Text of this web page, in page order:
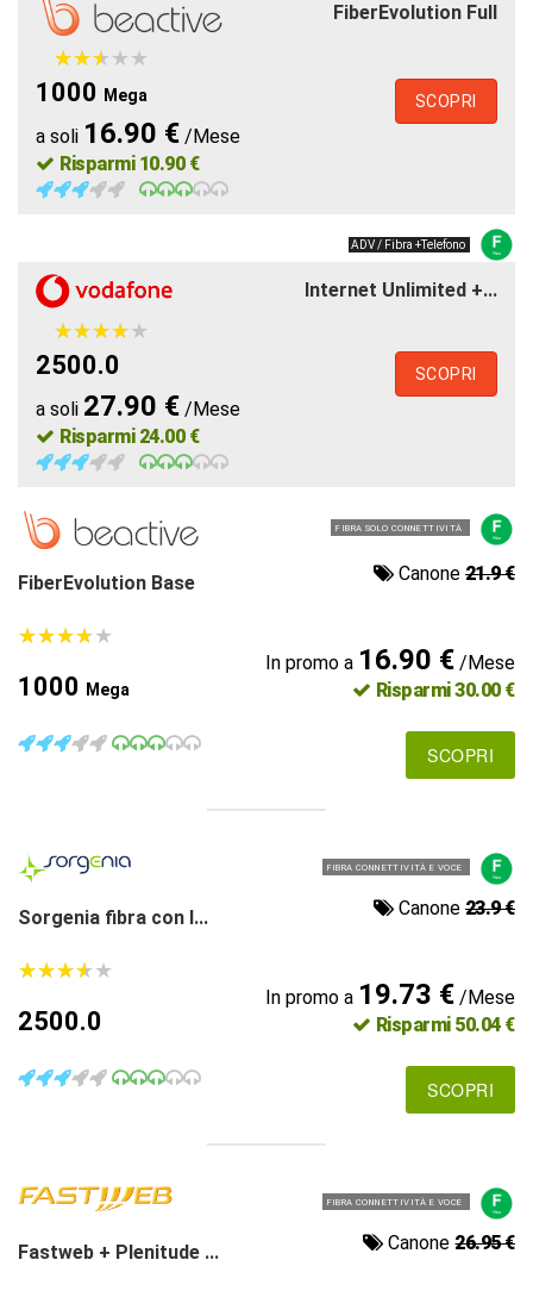
FiberEvolution Full
★★★★★
★★★★★
1000 Mega
a soli 16.90 € /Mese
Risparmi 10.90 €
SCOPRI
ADV / Fibra +Telefono
Internet Unlimited +...
★★★★★
★★★★★
2500.0
a soli 27.90 € /Mese
Risparmi 24.00 €
SCOPRI
FIBRA SOLO CONNETTIVITÀ
FiberEvolution Base Canone 21.9 €
★★★★★
★★★★★
1000 Mega
In promo a 16.90 €/Mese
Risparmi 30.00 €
SCOPRI
FIBRA CONNETTIVITÀ E VOCE
Sorgenia fibra con l... Canone 23.9 €
★★★★★
★★★★★
2500.0
In promo a 19.73 €/Mese
Risparmi 50.04 €
SCOPRI
FIBRA CONNETTIVITÀ E VOCE
Fastweb + Plenitude ... Canone26.95 €